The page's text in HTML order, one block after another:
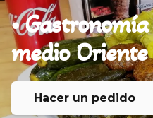
• Gastronomía
medio Oriente
Hacer un pedido